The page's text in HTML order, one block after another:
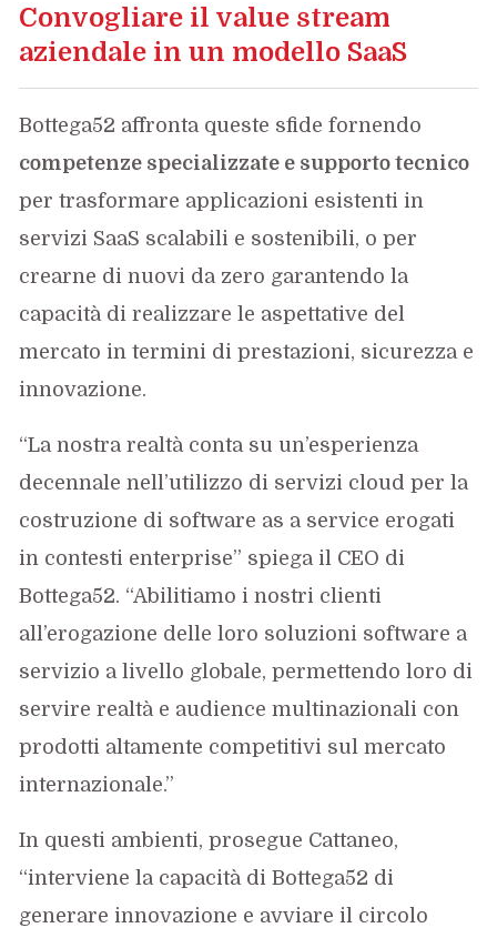
Convogliare il value stream
aziendale in un modello SaaS
Bottega52 affronta queste sfide fornendo
competenze specializzate e supporto tecnico
per trasformare applicazioni esistenti in
servizi SaaS scalabili e sostenibili, o per
crearne di nuovi da zero garantendo la
capacità di realizzare le aspettative del
mercato in termini di prestazioni, sicurezza e
innovazione.
“La nostra realtà conta su un’esperienza
decennale nell’utilizzo di servizi cloud per la
costruzione di software as a service erogati
in contesti enterprise” spiega il CEO di
Bottega52. “Abilitiamo i nostri clienti
all’erogazione delle loro soluzioni software a
servizio a livello globale, permettendo loro di
servire realtà e audience multinazionali con
prodotti altamente competitivi sul mercato
internazionale.”
In questi ambienti, prosegue Cattaneo,
“interviene la capacità di Bottega52 di
generare innovazione e avviare il circolo